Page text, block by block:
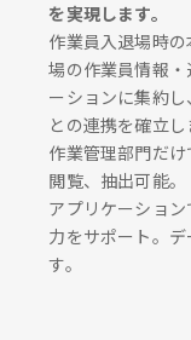
を実現します。
作業員入退場時
場の作業員情報
ーションに集約
との連携を確立し
作業管理部門だ
閲覧、抽出可能。
アプリケーショ
力をサポート。
す。